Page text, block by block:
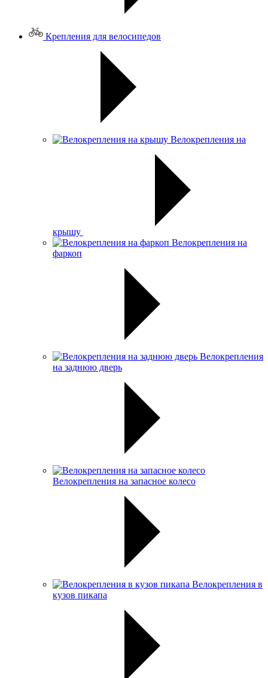
Крепления для велосипедов
Велокрепления на
крышу
Велокрепления на
фаркоп
Велокрепления
на заднюю дверь
Велокрепления на запасное колесо
Велокрепления в
кузов пикапа